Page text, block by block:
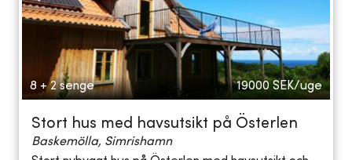
8 + 2 senge 19000 SEK/uge
Stort hus med havsutsikt på Österlen
Baskemölla, Simrishamn